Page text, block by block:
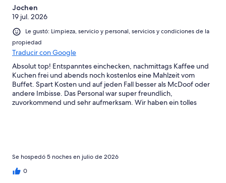
cuado claramente es por su mala coordinación o falta de
personal. Adicionalmente en una ocasión abrieron la puerta de
la habitación sin tocar con anticipación La limpieza en general
deja mucho que desear. En definitiva recomendaría otra opción,
no volvería a elegirlo, las opiniones de otros huéspedes con
respecto a la falta de limpieza y poca atención es real.
Jochen
19 jul. 2026
Le gustó: Limpieza, servicio y personal, servicios y condiciones de la
propiedad
Traducir con Google
Absolut top! Entspanntes einchecken, nachmittags Kaffee und
Kuchen frei und abends noch kostenlos eine Mahlzeit vom
Buffet. Spart Kosten und auf jeden Fall besser als McDoof oder
andere Imbisse. Das Personal war super freundlich,
zuvorkommend und sehr aufmerksam. Wir haben ein tolles
Se hospedó 5 noches en julio de 2026
0